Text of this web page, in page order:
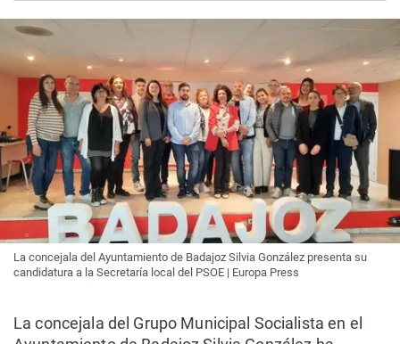
La concejala del Ayuntamiento de Badajoz Silvia González presenta su
candidatura a la Secretaría local del PSOE | Europa Press
La concejala del Grupo Municipal Socialista en el